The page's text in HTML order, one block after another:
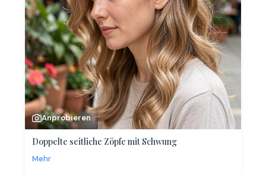
Anprobieren
Doppelte seitliche Zöpfe mit Schwung
Mehr